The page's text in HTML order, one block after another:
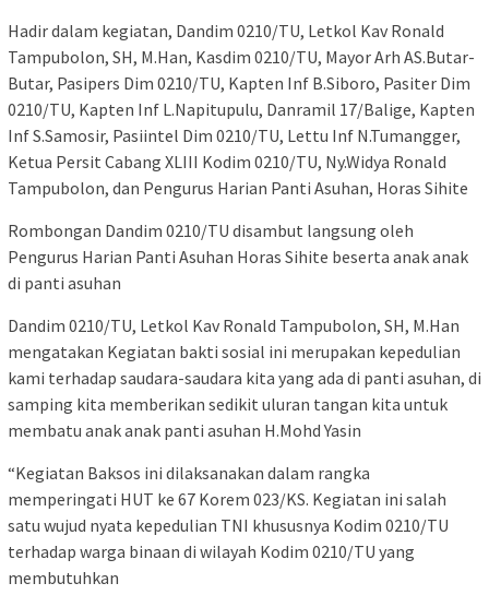
Hadir dalam kegiatan, Dandim 0210/TU, Letkol Kav Ronald
Tampubolon, SH, M.Han, Kasdim 0210/TU, Mayor Arh AS.Butar-
Butar, Pasipers Dim 0210/TU, Kapten Inf B.Siboro, Pasiter Dim
0210/TU, Kapten Inf L.Napitupulu, Danramil 17/Balige, Kapten
Inf S.Samosir, Pasiintel Dim 0210/TU, Lettu Inf N.Tumangger,
Ketua Persit Cabang XLIII Kodim 0210/TU, Ny.Widya Ronald
Tampubolon, dan Pengurus Harian Panti Asuhan, Horas Sihite
Rombongan Dandim 0210/TU disambut langsung oleh
Pengurus Harian Panti Asuhan Horas Sihite beserta anak anak
di panti asuhan
Dandim 0210/TU, Letkol Kav Ronald Tampubolon, SH, M.Han
mengatakan Kegiatan bakti sosial ini merupakan kepedulian
kami terhadap saudara-saudara kita yang ada di panti asuhan, di
samping kita memberikan sedikit uluran tangan kita untuk
membatu anak anak panti asuhan H.Mohd Yasin
“Kegiatan Baksos ini dilaksanakan dalam rangka
memperingati HUT ke 67 Korem 023/KS. Kegiatan ini salah
satu wujud nyata kepedulian TNI khususnya Kodim 0210/TU
terhadap warga binaan di wilayah Kodim 0210/TU yang
membutuhkan